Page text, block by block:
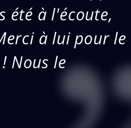
été à l'écoute,
à lui pour le
Nous le